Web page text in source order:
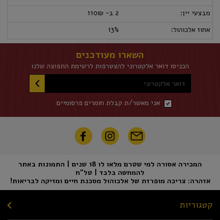
מבצעי יין:
2 ב- 110₪
אחוז אלכוהול:
13%
השארו מעודכנים
הכניסו דואר אלקטרוני להצטרפות לרשימת התפוצה שלנו
דואר אלקטרוני
אני מאשר/ת קבלת חומרים פרסומיים
המכירה אסורה למי שטרם מלאו לו 18 שנים | התמונות באתר
להמחשה בלבד | טל"ח
אזהרה: צריכה מופרזת של אלכוהול מסכנת חיים ומזיקה לבריאות!
קטגוריות